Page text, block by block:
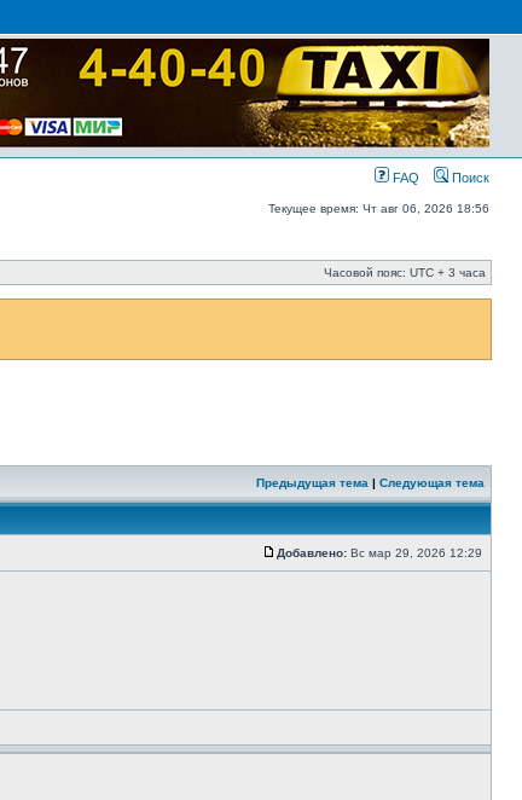
FAQ Поиск
Текущее время: Чт авг 06, 2026 18:56
Часовой пояс: UTC + 3 часа
Предыдущая тема | Следующая тема
Добавлено: Вс мар 29, 2026 12:29